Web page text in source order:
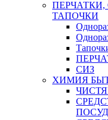
ПЕРЧАТКИ,
ТАПОЧКИ
СИЗ
ХИМИЯ